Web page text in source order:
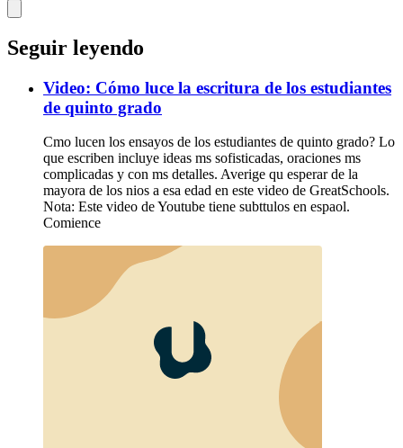
Seguir leyendo
Video: Cómo luce la escritura de los estudiantes
de quinto grado
Cmo lucen los ensayos de los estudiantes de quinto grado? Lo
que escriben incluye ideas ms sofisticadas, oraciones ms
complicadas y con ms detalles. Averige qu esperar de la
mayora de los nios a esa edad en este video de GreatSchools.
Nota: Este video de Youtube tiene subttulos en espaol.
Comience